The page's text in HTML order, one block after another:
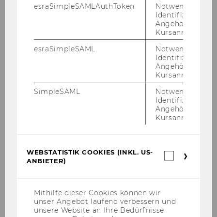
ments (siehe oben)
Über­set­zung des be­glau­big­ten Ori­
gi­nal­do­ku­ments
Be­glau­bi­gung der Über­set­zung, die
mit dem Ori­gi­nal­do­ku­ment ver­bun­
den ist (siehe oben)
Aufnahme- und Bewerbungsverfahren
esraSimpleSAMLAuthToken
Notwendig zur
Identifizierung
Angehörige/r für
Kursanmeldung.
esraSimpleSAML
Notwendig zur
Identifizierung
Angehörige/r für
Kursanmeldung.
SimpleSAML
Notwendig zur
Identifizierung
Angehörige/r für
Kursanmeldung.
WEBSTATISTIK COOKIES (INKL. US-
ANBIETER)
Mithilfe dieser Cookies können wir
unser Angebot laufend verbessern und
unsere Website an Ihre Bedürfnisse